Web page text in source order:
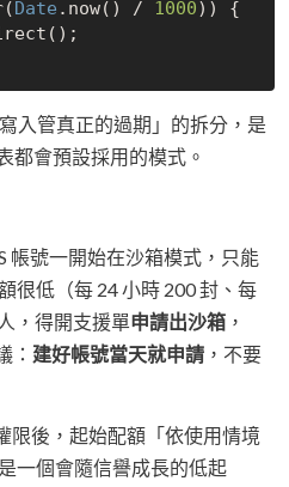
Date .now() / 1000)) {
入管真正的過期」的拆分，是
都會預設採用的模式。
帳號一開始在沙箱模式，只能
很低（每 24 小時 200 封、每
，得開支援單申請出沙箱 ，
： 建好帳號當天就申請 ，不要
限後，起始配額「依使用情境
一個會隨信譽成長的低起